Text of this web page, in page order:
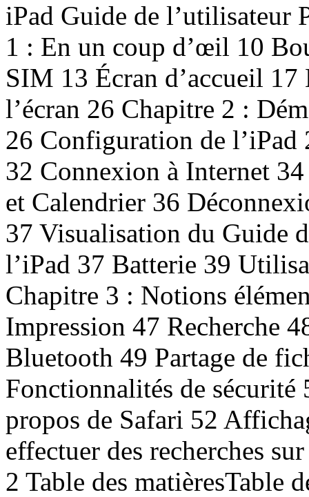
iPad Guide de l’utilisateur
1 : En un coup d’œil 10
SIM 13 Écran d’accueil
l’écran 26 Chapitre 2 :
26 Configuration de l’iPad
32 Connexion à Internet
et Calendrier 36
37 Visualisation du Guide
l’iPad 37 Batterie 39
Chapitre 3 : Notions
Impression 47 Recherche
Bluetooth 49 Partage de
Fonctionnalités de
propos de Safari 52
effectuer des recherches
2 Table des matièresTable